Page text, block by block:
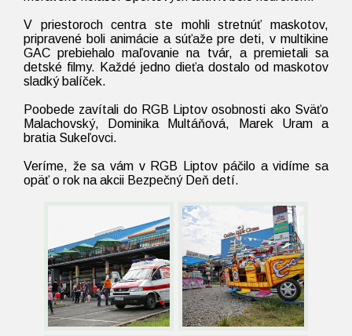
V priestoroch centra ste mohli stretnúť maskotov,
pripravené boli animácie a súťaže pre deti, v multikine
GAC prebiehalo maľovanie na tvár, a premietali sa
detské filmy. Každé jedno dieťa dostalo od maskotov
sladký balíček.
Poobede zavítali do RGB Liptov osobnosti ako Sväťo
Malachovský, Dominika Multáňová, Marek Uram a
bratia Sukeľovci.
Veríme, že sa vám v RGB Liptov páčilo a vidíme sa
opäť o rok na akcii Bezpečný Deň detí.